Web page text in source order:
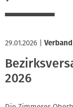
29.01.2026
2026